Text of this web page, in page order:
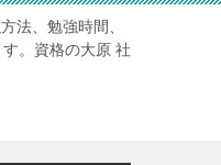
法、勉強時間、
。資格の大原 社